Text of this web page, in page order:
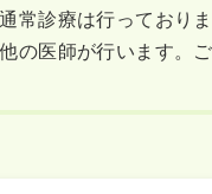
常診療は行っており
の医師が行います。